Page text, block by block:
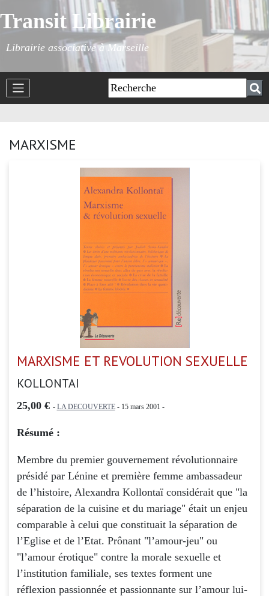
Transit Librairie
Librairie associative à Marseille
MARXISME
MARXISME ET REVOLUTION SEXUELLE
KOLLONTAI
25,00 € - LA DECOUVERTE- 15 mars 2001 -
Résumé :
Membre du premier gouvernement révolutionnaire
présidé par Lénine et première femme ambassadeur
de l’histoire, Alexandra Kollontaï considérait que "la
séparation de la cuisine et du mariage" était un enjeu
comparable à celui que constituait la séparation de
l’Eglise et de l’Etat. Prônant "l’amour-jeu" ou
"l’amour érotique" contre la morale sexuelle et
l’institution familiale, ses textes forment une
réflexion passionnée et passionnante sur l’amour lui-